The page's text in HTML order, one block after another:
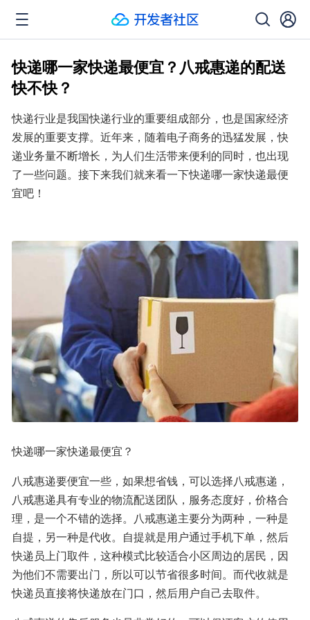
快递哪一家快递最便宜？八戒惠递的配送
快不快？
快递行业是我国快递行业的重要组成部分，也是国家经济
发展的重要支撑。近年来，随着电子商务的迅猛发展，快
递业务量不断增长，为人们生活带来便利的同时，也出现
了一些问题。接下来我们就来看一下快递哪一家快递最便
宜吧！
快递哪一家快递最便宜？
八戒惠递要便宜一些，如果想省钱，可以选择八戒惠递，
八戒惠递具有专业的物流配送团队，服务态度好，价格合
理，是一个不错的选择。八戒惠递主要分为两种，一种是
自提，另一种是代收。自提就是用户通过手机下单，然后
快递员上门取件，这种模式比较适合小区周边的居民，因
为他们不需要出门，所以可以节省很多时间。而代收就是
快递员直接将快递放在门口，然后用户自己去取件。